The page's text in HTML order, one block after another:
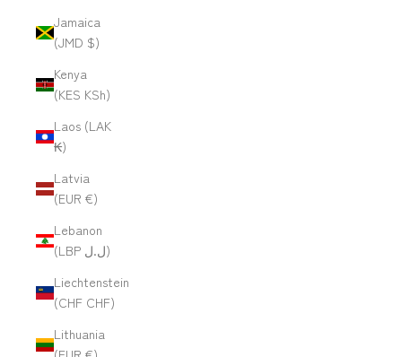
Jamaica
(JMD $)
Kenya
(KES KSh)
Laos (LAK
₭)
Latvia
(EUR €)
Lebanon
(LBP ل.ل)
Liechtenstein
(CHF CHF)
Lithuania